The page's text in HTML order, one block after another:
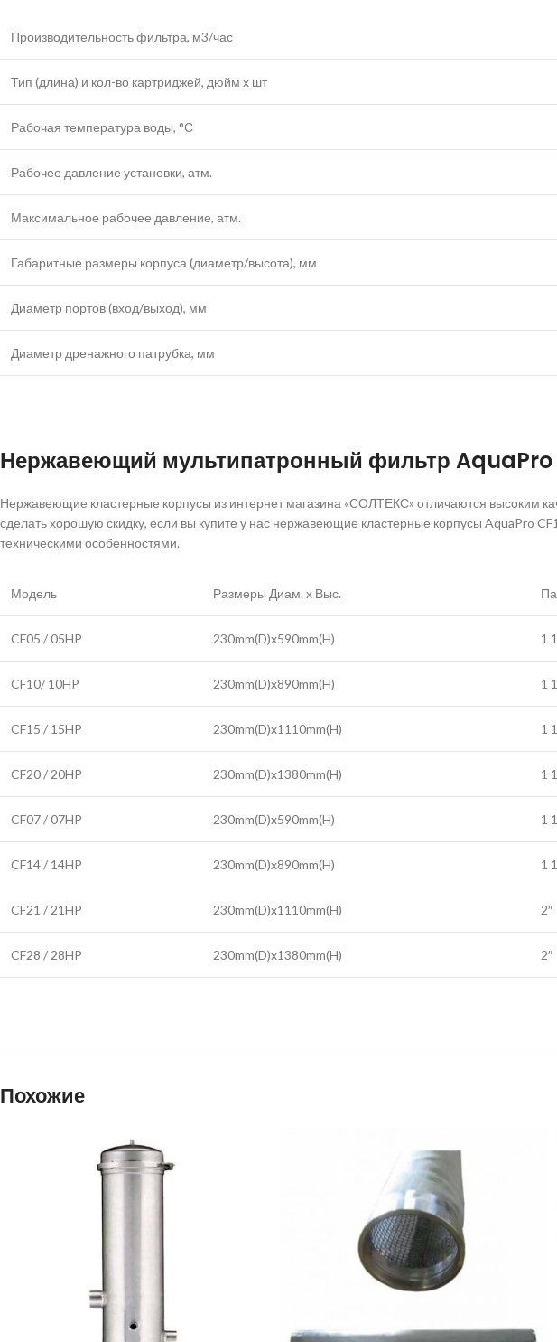
Производительность фильтра, м3/час
Тип (длина) и кол-во картриджей, дюйм х шт
Рабочая температура воды, °С
Рабочее давление установки, атм.
Максимальное рабочее давление, атм.
Габаритные размеры корпуса (диаметр/высота), мм
Диаметр портов (вход/выход), мм
Диаметр дренажного патрубка, мм
Нержавеющий мультипатронный фильтр AquaPro
Нержавеющие кластерные корпусы из интернет магазина «СОЛТЕКС» отличаются высоким
сделать хорошую скидку, если вы купите у нас нержавеющие кластерные корпусы AquaPro
техническими особенностями.
Модель Размеры Диам. х Выс.
CF05 / 05HP 230mm(D)x590mm(H) 1
CF10/ 10HP 230mm(D)x890mm(H) 1
CF15 / 15HP 230mm(D)x1110mm(H) 1
CF20 / 20HP 230mm(D)x1380mm(H) 1
CF07 / 07HP 230mm(D)x590mm(H) 1
CF14 / 14HP 230mm(D)x890mm(H) 1
CF21 / 21HP 230mm(D)x1110mm(H) 2″
CF28 / 28HP 230mm(D)x1380mm(H) 2″
Похожие